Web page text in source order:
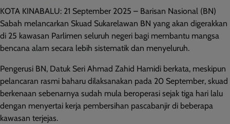
KOTA KINABALU: 21 September 2025 – Barisan Nasional (BN)
Sabah melancarkan Skuad Sukarelawan BN yang akan digerakkan
di 25 kawasan Parlimen seluruh negeri bagi membantu mangsa
bencana alam secara lebih sistematik dan menyeluruh.
Pengerusi BN, Datuk Seri Ahmad Zahid Hamidi berkata, meskipun
pelancaran rasmi baharu dilaksanakan pada 20 September, skuad
berkenaan sebenarnya sudah mula beroperasi sejak tiga hari lalu
dengan menyertai kerja pembersihan pascabanjir di beberapa
kawasan terjejas.